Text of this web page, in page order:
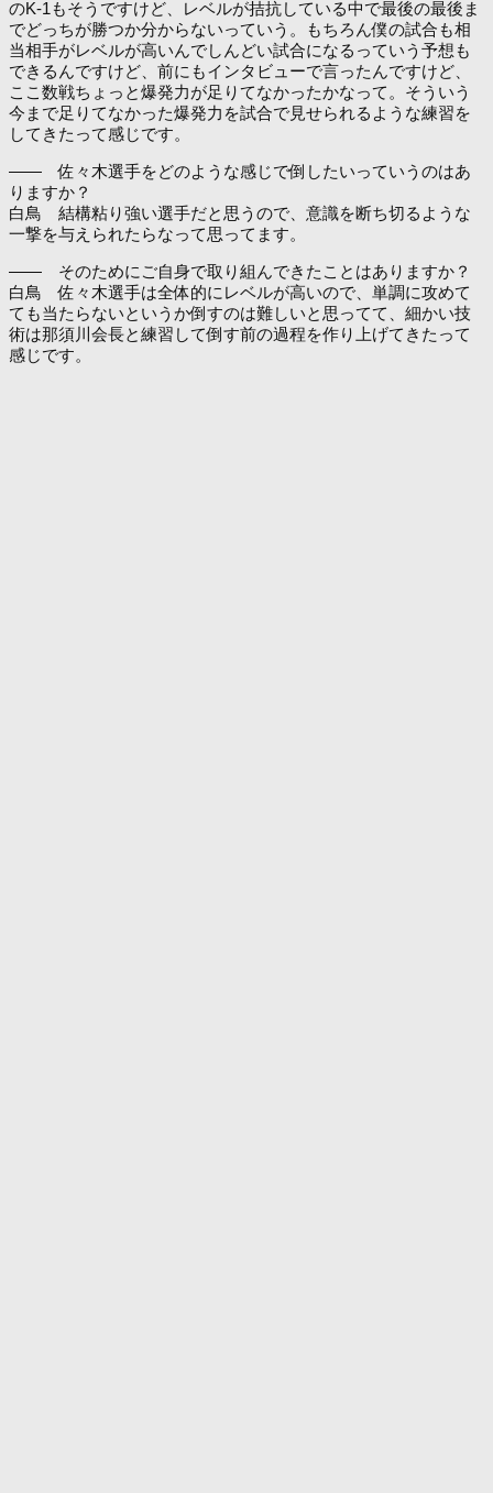
のK-1もそうですけど、レベルが拮抗している中で最後の最後ま
でどっちが勝つか分からないっていう。もちろん僕の試合も相
当相手がレベルが高いんでしんどい試合になるっていう予想も
できるんですけど、前にもインタビューで言ったんですけど、
ここ数戦ちょっと爆発力が足りてなかったかなって。そういう
今まで足りてなかった爆発力を試合で見せられるような練習を
してきたって感じです。
―― 佐々木選手をどのような感じで倒したいっていうのはあ
りますか？
白鳥 結構粘り強い選手だと思うので、意識を断ち切るような
一撃を与えられたらなって思ってます。
―― そのためにご自身で取り組んできたことはありますか？
白鳥 佐々木選手は全体的にレベルが高いので、単調に攻めて
ても当たらないというか倒すのは難しいと思ってて、細かい技
術は那須川会長と練習して倒す前の過程を作り上げてきたって
感じです。